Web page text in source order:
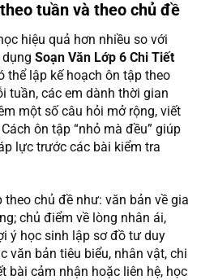
tuần và theo chủ đề
hiệu quả hơn nhiều so với
Soạn Văn Lớp 6 Chi Tiết
thể lập kế hoạch ôn tập theo
tuần, các em dành thời gian
một số câu hỏi mở rộng, viết
ôn tập “nhỏ mà đều” giúp
lực trước các bài kiểm tra
theo chủ đề như: văn bản về gia
chủ điểm về lòng nhân ái,
ý học sinh lập sơ đồ tư duy
văn bản tiêu biểu, nhân vật, chi
bài cảm nhận hoặc liên hệ, học